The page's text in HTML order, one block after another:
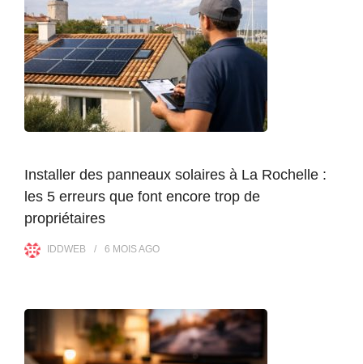
Installer des panneaux solaires à La Rochelle :
les 5 erreurs que font encore trop de
propriétaires
IDDWEB 6 MOISAGO